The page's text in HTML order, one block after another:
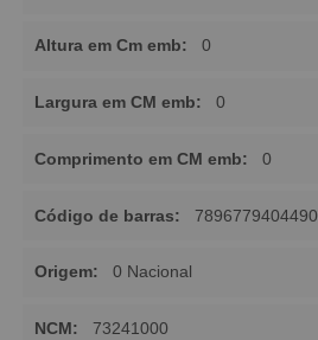
Altura em Cm emb: 0
Largura em CM emb: 0
Comprimento em CM emb: 0
Código de barras: 7896779404490
Origem: 0 Nacional
NCM: 73241000